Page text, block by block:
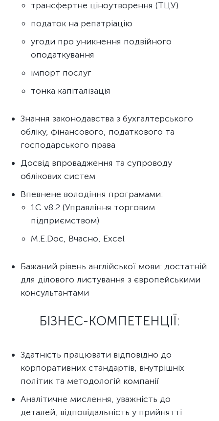
трансфертне ціноутворення (ТЦУ)
податок на репатріацію
угоди про уникнення подвійного
оподаткування
імпорт послуг
тонка капіталізація
Знання законодавства з бухгалтерського
обліку, фінансового, податкового та
господарського права
Досвід впровадження та супроводу
облікових систем
Впевнене володіння програмами:
1С v8.2 (Управління торговим
підприємством)
M.E.Doc, Вчасно, Excel
Бажаний рівень англійської мови: достатній
для ділового листування з європейськими
консультантами
БІЗНЕС-КОМПЕТЕНЦІЇ:
Здатність працювати відповідно до
корпоративних стандартів, внутрішніх
політик та методологій компанії
Аналітичне мислення, уважність до
деталей, відповідальність у прийнятті